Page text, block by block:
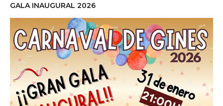
GALA INAUGURAL 2026